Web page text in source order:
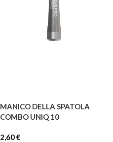
MANICO DELLA SPATOLA
COMBO UNIQ 10
2,60€